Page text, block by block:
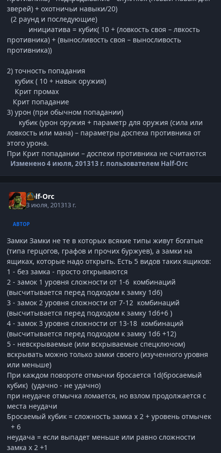
зверей) + охотничьи навыки/20)
(2 раунд и последующие)
инициатива = кубик( 10 + (ловкость своя – лвкость
противника) + (выносливость своя – выносливость
противника))
2) точность попадания
кубик ( 10 + навык оружия)
Крит промах
Крит попадание
3) урон (при обычном попадании)
кубик (урон оружия + параметр для оружия (сила или
ловкость или мана) – параметры доспеха противника от
этого урона.
При Крит попадании – доспехи противника не считаются
Изменено4 июля, 201313 г. пользователем Half-Orc
Half-Orc
3 июля, 201313 г.
АВТОР
Замки Замки не те в которых всякие типы живут богатые
(типа герцогов, графов и прочих буржуев), а замки на
ящиках, которые надо открыть. Есть 5 видов таких ящиков:
1 - без замка - просто открываются
2 - замок 1 уровня сложности от 1-6 комбинаций
(высчитывается перед подходом к замку 1d6)
3 - замок 2 уровня сложности от 7-12 комбинаций
(высчитывается перед подходом к замку 1d6+6 )
4 - замок 3 уровня сложности от 13-18 комбинаций
(высчитывается перед подходом к замку 1d6 +12)
5 - невскрываемые (или вскрываемые спецключом)
вскрывать можно только замки своего (изученного уровня
или меньше)
При каждом повороте отмычки бросается 1d(бросаемый
кубик) (удачно - не удачно)
при неудаче отмычка ломается, но взлом продолжается с
места неудачи
Бросаемый кубик = сложность замка x 2 + уровень отмычек
+ 6
неудача = если выпадет меньше или равно сложности
замка x 2 +1